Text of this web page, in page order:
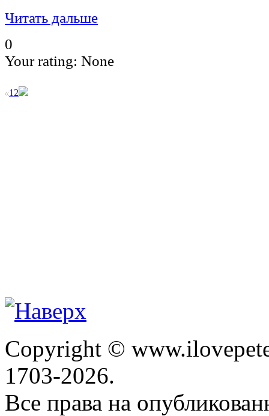
Читать дальше
0
Your rating: None
1 2
Copyright ©
1703-2026.
Все права на